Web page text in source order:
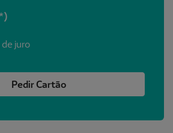
juro
Pedir Cartão